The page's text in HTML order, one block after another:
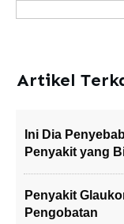
Artikel
Ini Dia
Penyakit yang
Penyakit
Pengobatan